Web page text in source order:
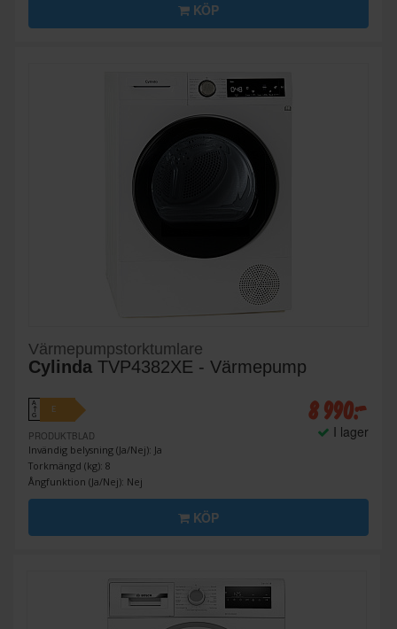
KÖP
Värmepumpstorktumlare
Cylinda TVP4382XE - Värmepump
A
↑
G
E
PRODUKTBLAD
Invändig belysning (Ja/Nej): Ja
Torkmängd (kg): 8
Ångfunktion (Ja/Nej): Nej
8 990:-
I lager
KÖP